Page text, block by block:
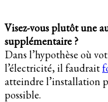
Visez-vous plutôt une
supplémentaire ?
Dans l’hypothèse où
l’électricité, il faudrait
atteindre l’installation
possible.